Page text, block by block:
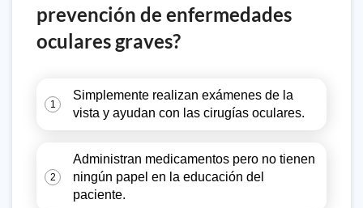
prevención de enfermedades
oculares graves?
1
Simplemente realizan exámenes de la
vista y ayudan con las cirugías oculares.
2
Administran medicamentos pero no tienen
ningún papel en la educación del
paciente.